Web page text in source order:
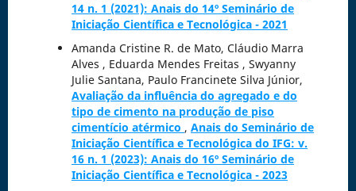
14 n. 1 (2021): Anais do 14º Seminário de
Iniciação Científica e Tecnológica - 2021
Amanda Cristine R. de Mato, Cláudio Marra
Alves , Eduarda Mendes Freitas , Swyanny
Julie Santana, Paulo Francinete Silva Júnior,
Avaliação da influência do agregado e do
tipo de cimento na produção de piso
cimentício atérmico , Anais do Seminário de
Iniciação Científica e Tecnológica do IFG: v.
16 n. 1 (2023): Anais do 16º Seminário de
Iniciação Científica e Tecnológica - 2023